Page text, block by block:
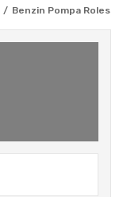
Benzin Pompa Rolesi